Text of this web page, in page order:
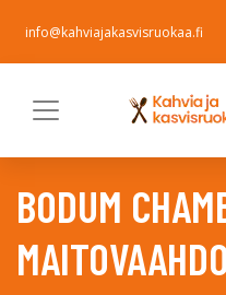
info@kahviajakasvisruokaa.fi
BODUM